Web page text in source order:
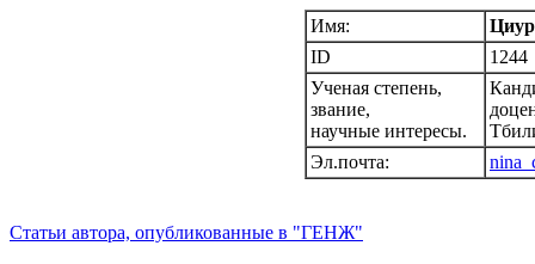
Имя:
ID
1244
Ученая степень,
звание,
научные интересы.
Эл.почта:
Статьи автора, опубликованные в "ГЕНЖ"